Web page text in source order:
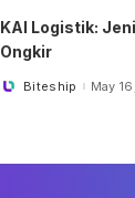
KAI Logistik:
Ongkir
PostedBiteship May